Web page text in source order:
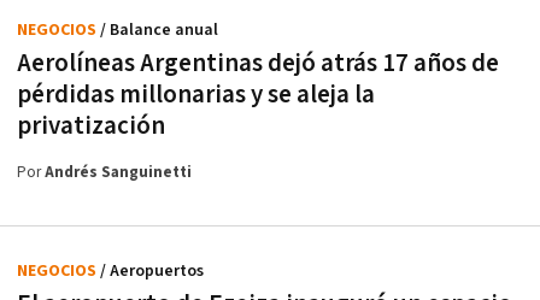
Aerolíneas Argentinas dejó atrás 17 años de
pérdidas millonarias y se aleja la
privatización
NEGOCIOS / Balance anual
PorAndrés Sanguinetti
NEGOCIOS / Aeropuertos